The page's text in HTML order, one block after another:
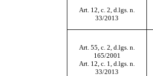
Art. 12, c. 2, d.lgs. n.
33/2013
Art. 55, c. 2, d.lgs. n.
165/2001
Art. 12, c. 1, d.lgs. n.
33/2013